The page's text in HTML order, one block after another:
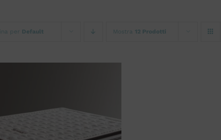
per Default Mostra 12 Prodotti
SCEGLI